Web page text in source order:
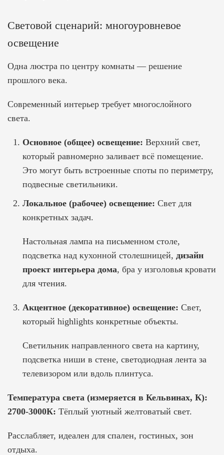
Световой сценарий: многоуровневое
освещение
Одна люстра по центру комнаты — решение
прошлого века.
Современный интерьер требует многослойного
света.
Основное (общее) освещение: Верхний свет,
который равномерно заливает всё помещение.
Это могут быть встроенные споты по периметру,
подвесные светильники.
Локальное (рабочее) освещение: Свет для
конкретных задач.
Настольная лампа на письменном столе,
подсветка над кухонной столешницей, дизайн
проект интерьера дома, бра у изголовья кровати
для чтения.
Акцентное (декоративное) освещение: Свет,
который highlights конкретные объекты.
Светильник направленного света на картину,
подсветка ниши в стене, светодиодная лента за
телевизором или вдоль плинтуса.
Температура света (измеряется в Кельвинах, К):
2700-3000К: Тёплый уютный желтоватый свет.
Расслабляет, идеален для спален, гостиных, зон
отдыха.